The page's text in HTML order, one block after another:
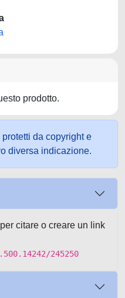
prodotto.
protetti da copyright e
diversa indicazione.
citare o creare un link
245250